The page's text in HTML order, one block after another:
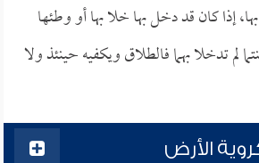
إذا كان قد دخل بها خلا بها أو وطئها
لم تدخلا بهما فالطلاق ويكفيه حينئذ ولا
الأرض